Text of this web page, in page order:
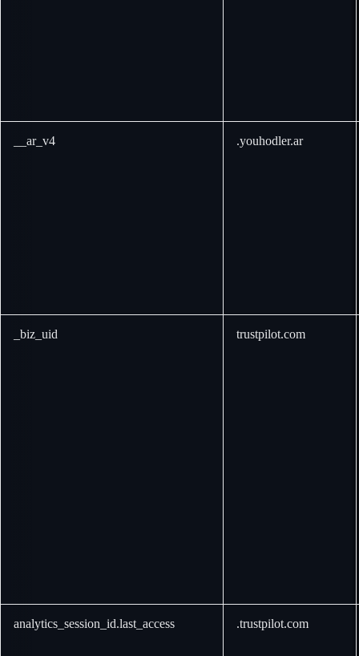
__ar_v4 .youhodler.ar
_biz_uid trustpilot.com
analytics_session_id.last_access .trustpilot.com